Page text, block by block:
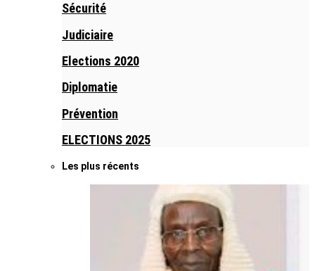
Sécurité
Judiciaire
Elections 2020
Diplomatie
Prévention
ELECTIONS 2025
Les plus récents